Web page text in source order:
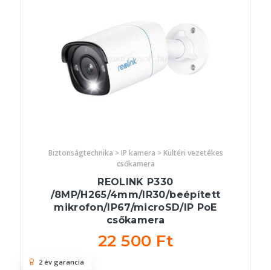
Biztonságtechnika > IP kamera > Kültéri vezetékes
csőkamera
REOLINK P330
/8MP/H265/4mm/IR30/beépített
mikrofon/IP67/microSD/IP PoE
csőkamera
22 500 Ft
2 év garancia